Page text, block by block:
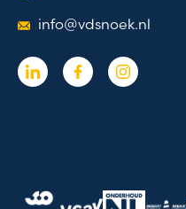
info@vdsnoek.nl